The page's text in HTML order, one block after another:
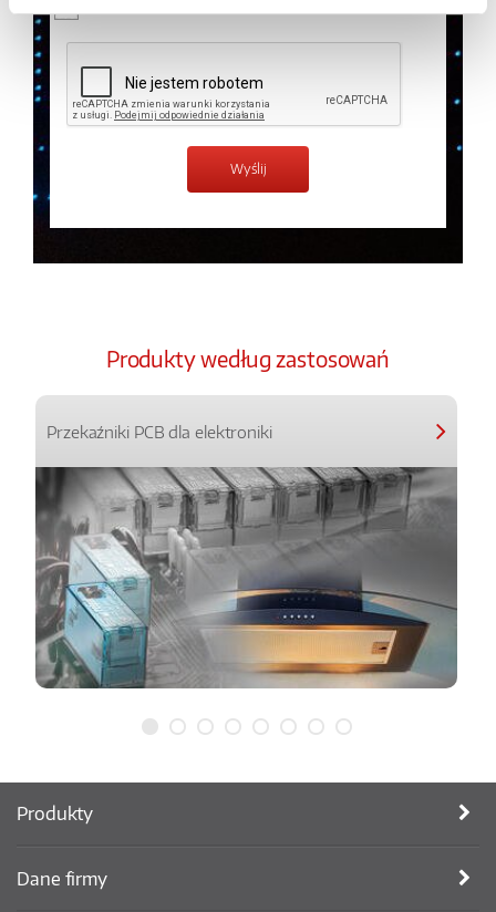
Produkty według zastosowań
Przekaźniki PCB dla elektroniki
Produkty
Dane firmy